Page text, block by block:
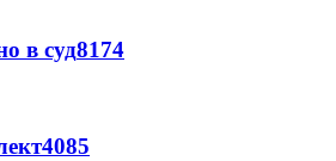
в суд8174
4085